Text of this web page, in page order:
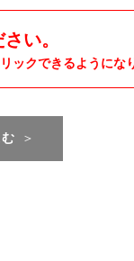
い。
ックできるようにな
＞